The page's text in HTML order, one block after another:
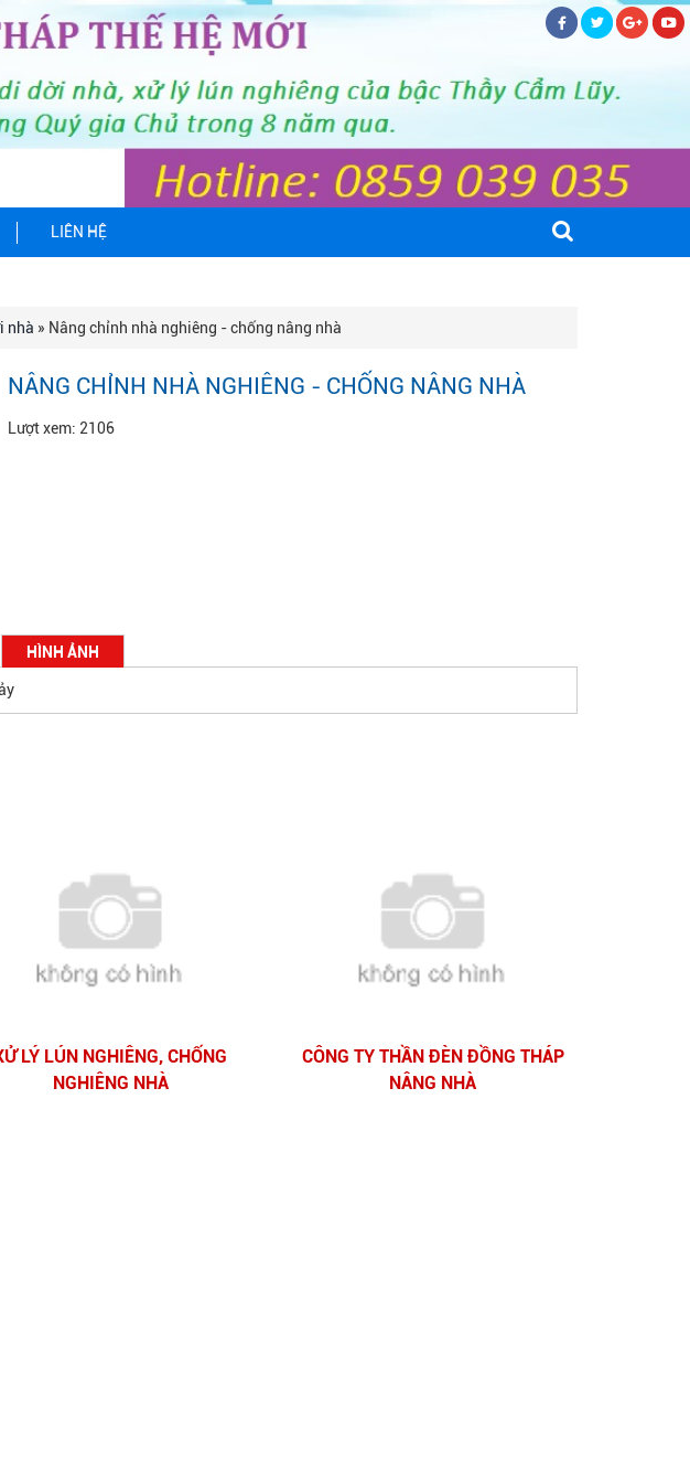
LIÊN HỆ
nhà » Nâng chỉnh nhà nghiêng - chống nâng nhà
NÂNG CHỈNH NHÀ NGHIÊNG - CHỐNG NÂNG NHÀ
Lượt xem: 2106
HÌNH ẢNH
LÝ LÚN NGHIÊNG, CHỐNG
NGHIÊNG NHÀ
CÔNG TY THẦN ĐÈN ĐỒNG THÁP
NÂNG NHÀ